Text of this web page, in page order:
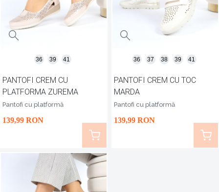
PANTOFI CREM CU
PLATFORMA ZUREMA
Pantofi cu platformă
139,99 RON
36 39 41
PANTOFI CREM CU TOC
MARDA
Pantofi cu platformă
139,99 RON
36 37 38 39 41